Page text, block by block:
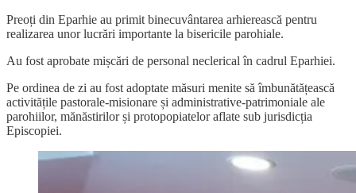
Preoți din Eparhie au primit binecuvântarea arhierească pentru
realizarea unor lucrări importante la bisericile parohiale.
Au fost aprobate mișcări de personal neclerical în cadrul Eparhiei.
Pe ordinea de zi au fost adoptate măsuri menite să îmbunătățească
activitățile pastorale-misionare și administrative-patrimoniale ale
parohiilor, mănăstirilor și protopopiatelor aflate sub jurisdicția
Episcopiei.